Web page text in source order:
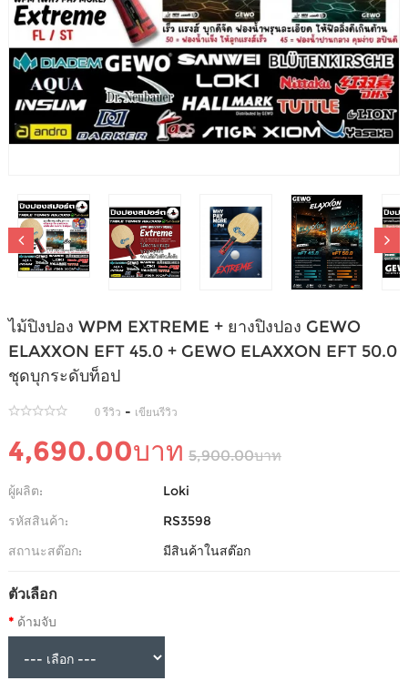
ไม้ปิงปอง WPM EXTREME + ยางปิงปอง GEWO
ELAXXON EFT 45.0 + GEWO ELAXXON EFT 50.0
ชุดบุกระดับท็อป
0 รีวิว - เขียนรีวิว
4,690.00บาท 5,900.00บาท
ผู้ผลิต:
Loki
รหัสสินค้า:
RS3598
สถานะสต๊อก:
มีสินค้าในสต๊อก
ตัวเลือก
ด้ามจับ